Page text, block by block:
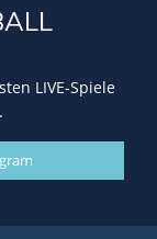
LIVE-Spiele